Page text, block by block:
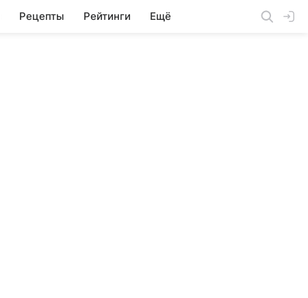
Рецепты Рейтинги Ещё